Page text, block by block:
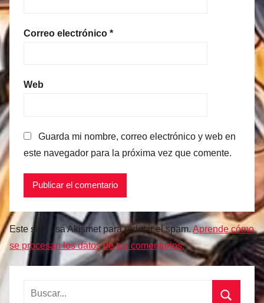
Correo electrónico *
Web
Guarda mi nombre, correo electrónico y web en
este navegador para la próxima vez que comente.
Este sitio usa Akismet para reducir el spam. Aprende cómo
se procesan los datos de tus comentarios.
Buscar: